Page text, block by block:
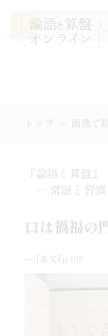
トップ 画像で
『論語と算盤』
－ 常識と習慣
口は禍福の
[本文] p.105